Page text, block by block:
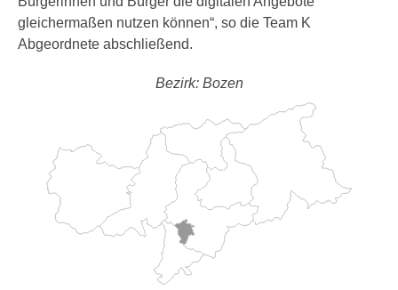
gleichermaßen nutzen können“, so die Team K
Abgeordnete abschließend.
Bezirk: Bozen